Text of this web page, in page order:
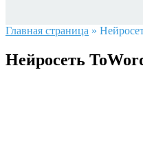
Главная страница »
Нейросеть